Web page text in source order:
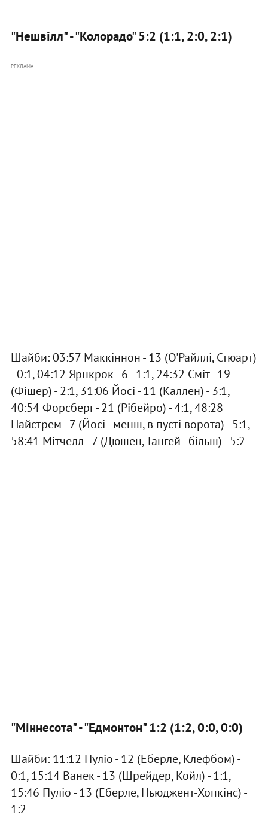
"Нешвілл" - "Колорадо" 5:2 (1:1, 2:0, 2:1)
РЕКЛАМА
Шайби: 03:57 Маккіннон - 13 (О'Райллі, Стюарт)
- 0:1, 04:12 Ярнкрок - 6 - 1:1, 24:32 Сміт - 19
(Фішер) - 2:1, 31:06 Йосі - 11 (Каллен) - 3:1,
40:54 Форсберг - 21 (Рібейро) - 4:1, 48:28
Найстрем - 7 (Йосі - менш, в пусті ворота) - 5:1,
58:41 Мітчелл - 7 (Дюшен, Тангей - більш) - 5:2
"Міннесота" - "Едмонтон" 1:2 (1:2, 0:0, 0:0)
Шайби: 11:12 Пуліо - 12 (Еберле, Клефбом) -
0:1, 15:14 Ванек - 13 (Шрейдер, Койл) - 1:1,
15:46 Пуліо - 13 (Еберле, Ньюджент-Хопкінс) -
1:2